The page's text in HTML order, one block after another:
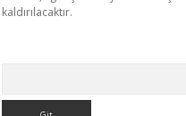
kaldırılacaktır.